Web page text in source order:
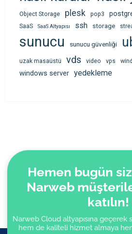
Object Storage plesk pop3
SaaS SaaS Altyapısı ssh storage
sunucu sunucu güvenliği
uzak masaüstü vds video vps
windows server yedekleme
Hemen bugün
Narweb
katılın!
Narweb Cloud altyapısına
hem de kaliteli hizmet almaya